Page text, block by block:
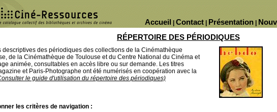
Présentation
Contact
Accueil
RÉPERTOIRE DES PÉRIODIQUES
descriptives des périodiques des collections de la Cinémathèque
de la Cinémathèque de Toulouse et du Centre National du Cinéma et
animée, consultables en accès libre ou sur demande. Les titres
et Paris-Photographe ont été numérisés en coopération avec la
le guide d'utilisation du répertoire des périodiques)
les critères de navigation :